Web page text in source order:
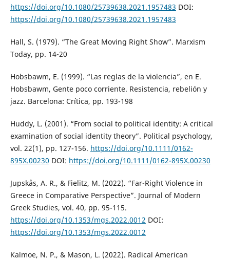
https://doi.org/10.1080/25739638.2021.1957483 DOI:
https://doi.org/10.1080/25739638.2021.1957483
Hall, S. (1979). “The Great Moving Right Show”. Marxism
Today, pp. 14-20
Hobsbawm, E. (1999). “Las reglas de la violencia”, en E.
Hobsbawm, Gente poco corriente. Resistencia, rebelión y
jazz. Barcelona: Crítica, pp. 193-198
Huddy, L. (2001). “From social to political identity: A critical
examination of social identity theory”. Political psychology,
vol. 22(1), pp. 127-156. https://doi.org/10.1111/0162-
895X.00230 DOI: https://doi.org/10.1111/0162-895X.00230
Jupskås, A. R., & Fielitz, M. (2022). “Far-Right Violence in
Greece in Comparative Perspective”. Journal of Modern
Greek Studies, vol. 40, pp. 95-115.
https://doi.org/10.1353/mgs.2022.0012 DOI:
https://doi.org/10.1353/mgs.2022.0012
Kalmoe, N. P., & Mason, L. (2022). Radical American